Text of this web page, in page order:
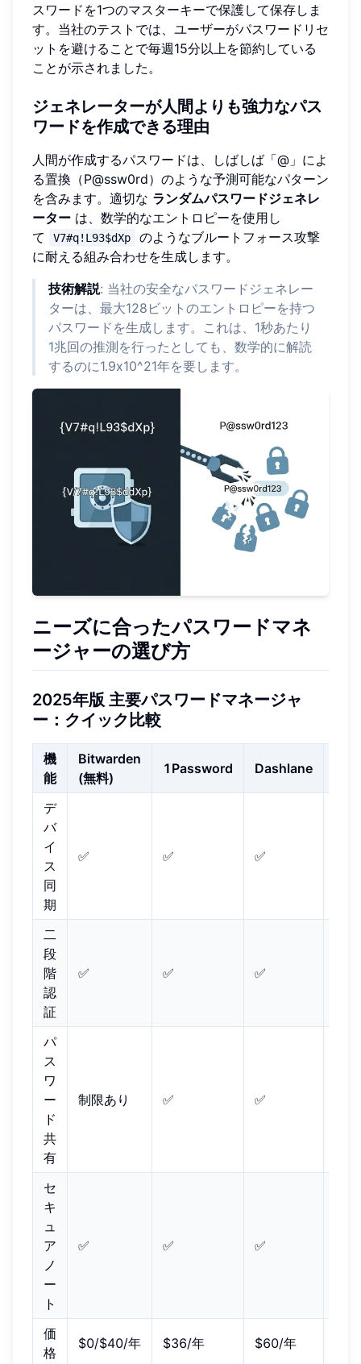
スワードを1つのマスターキーで保護して保存しま
す。当社のテストでは、ユーザーがパスワードリセ
ットを避けることで毎週15分以上を節約している
ことが示されました。
ジェネレーターが人間よりも強力なパス
ワードを作成できる理由
人間が作成するパスワードは、しばしば「@」によ
る置換（P@ssw0rd）のような予測可能なパターン
を含みます。適切な ランダムパスワードジェネレ
ーター は、数学的なエントロピーを使用し
て
V7#q!L93$dXp
のようなブルートフォース攻撃
に耐える組み合わせを生成します。
技術解説: 当社の安全なパスワードジェネレー
ターは、最大128ビットのエントロピーを持つ
パスワードを生成します。これは、1秒あたり
1兆回の推測を行ったとしても、数学的に解読
するのに1.9x10^21年を要します。
ニーズに合ったパスワードマネ
ージャーの選び方
2025年版 主要パスワードマネージャ
ー：クイック比較
機
能
Bitwarden
(無料)
1Password Dashlane
デ
バ
イ
ス
同
期
✅ ✅ ✅
二
段
階
認
証
✅ ✅ ✅
パ
ス
ワ
ー
ド
共
有
制限あり ✅ ✅
セ
キ
ュ
ア
ノ
ー
ト
✅ ✅ ✅
価
格
$0/$40/年 $36/年 $60/年